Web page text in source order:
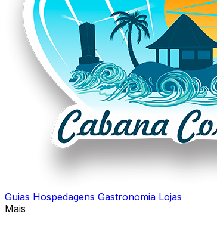
Guias Hospedagens Gastronomia Lojas
Mais